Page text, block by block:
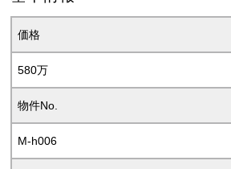
価格
580万
物件No.
M-h006